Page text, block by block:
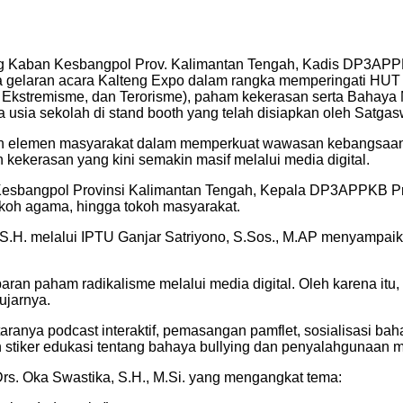
Kesbangpol Prov. Kalimantan Tengah, Kadis
acara Kalteng Expo dalam rangka memperingati
dan Terorisme), paham kekerasan serta
sekolah di stand booth yang telah disiapkan oleh
masyarakat dalam memperkuat wawasan
yang kini semakin masif melalui media digital.
Provinsi Kalimantan Tengah, Kepala DP3APPKB
agama, hingga tokoh masyarakat.
melalui IPTU Ganjar Satriyono, S.Sos., M.AP
paham radikalisme melalui media digital. Oleh karena
podcast interaktif, pemasangan pamflet, sosialisasi
edukasi tentang bahaya bullying dan penyalahgunaan
Oka Swastika, S.H., M.Si. yang mengangkat tema: